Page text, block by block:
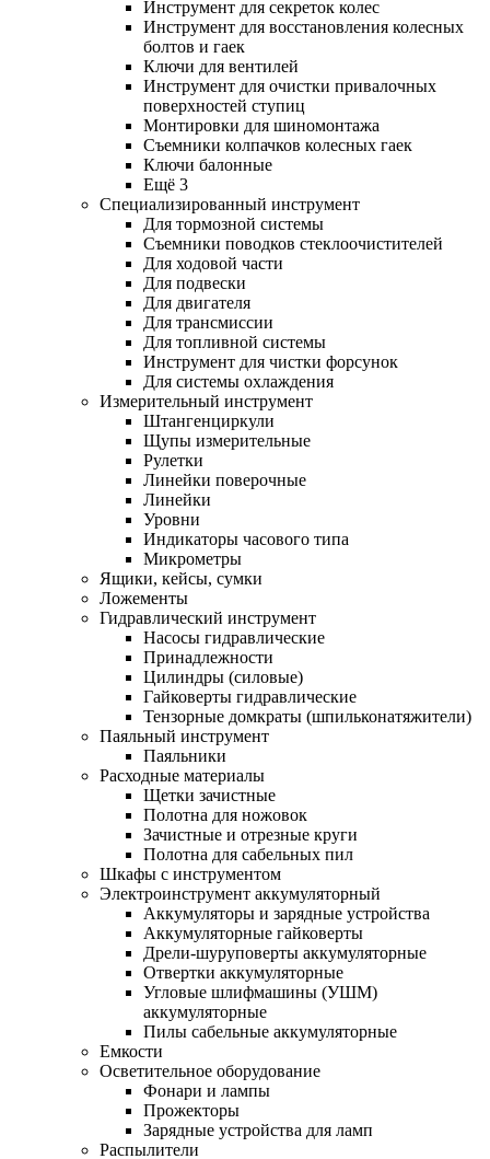
Инструмент для секреток колес
Инструмент для восстановления колесных
болтов и гаек
Ключи для вентилей
Инструмент для очистки привалочных
поверхностей ступиц
Монтировки для шиномонтажа
Съемники колпачков колесных гаек
Ключи балонные
Ещё 3
Специализированный инструмент
Для тормозной системы
Съемники поводков стеклоочистителей
Для ходовой части
Для подвески
Для двигателя
Для трансмиссии
Для топливной системы
Инструмент для чистки форсунок
Для системы охлаждения
Измерительный инструмент
Штангенциркули
Щупы измерительные
Рулетки
Линейки поверочные
Линейки
Уровни
Индикаторы часового типа
Микрометры
Ящики, кейсы, сумки
Ложементы
Гидравлический инструмент
Насосы гидравлические
Принадлежности
Цилиндры (силовые)
Гайковерты гидравлические
Тензорные домкраты (шпильконатяжители)
Паяльный инструмент
Паяльники
Расходные материалы
Щетки зачистные
Полотна для ножовок
Зачистные и отрезные круги
Полотна для сабельных пил
Шкафы с инструментом
Электроинструмент аккумуляторный
Аккумуляторы и зарядные устройства
Аккумуляторные гайковерты
Дрели-шуруповерты аккумуляторные
Отвертки аккумуляторные
Угловые шлифмашины (УШМ)
аккумуляторные
Пилы сабельные аккумуляторные
Емкости
Осветительное оборудование
Фонари и лампы
Прожекторы
Зарядные устройства для ламп
Распылители